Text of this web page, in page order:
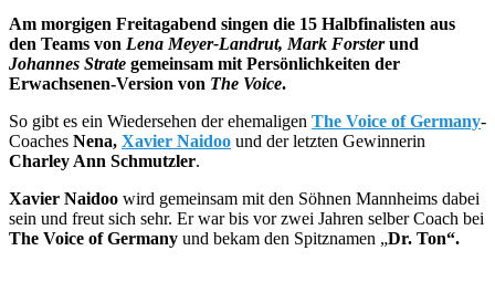
Am morgigen Freitagabend singen die 15 Halbfinalisten aus
den Teams von Lena Meyer-Landrut, Mark Forsterund
Johannes Strate gemeinsam mit Persönlichkeiten der
Erwachsenen-Version von The Voice.
So gibt es ein Wiedersehen der ehemaligen The Voice of Germany-
Coaches Nena, Xavier Naidoo und der letzten Gewinnerin
Charley Ann Schmutzler.
Xavier Naidoo wird gemeinsam mit den Söhnen Mannheims dabei
sein und freut sich sehr. Er war bis vor zwei Jahren selber Coach bei
The Voice of Germany und bekam den Spitznamen „Dr. Ton“.